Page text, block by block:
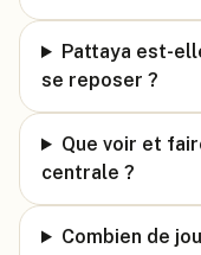
Pattaya est-
se reposer ?
Que voir et
centrale ?
Combien de